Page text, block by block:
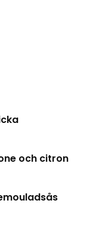
och citron